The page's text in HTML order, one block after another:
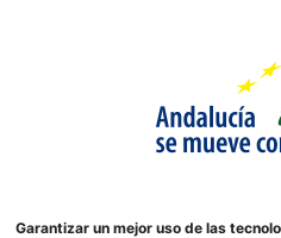
Garantizar un mejor uso de las